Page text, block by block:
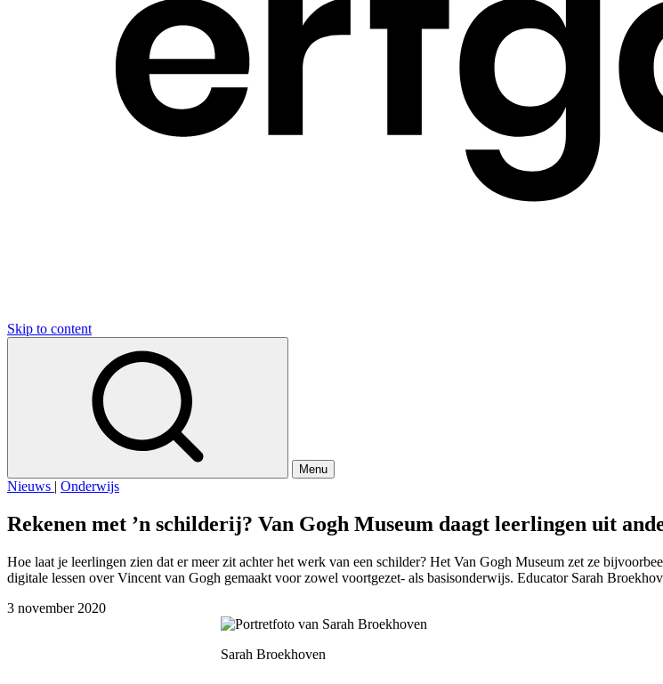
Skip to content
Menu
Nieuws | Onderwijs
Rekenen met ’n schilderij? Van Gogh Museum daagt leerlingen uit
Hoe laat je leerlingen zien dat er meer zit achter het werk van een schilder? Het Van Gogh Museum zet ze
digitale lessen over Vincent van Gogh gemaakt voor zowel voortgezet- als basisonderwijs. Educator Sarah
3 november 2020
Sarah Broekhoven